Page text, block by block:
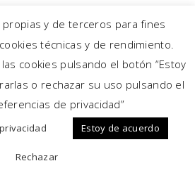
propias y de terceros para fines
técnicas y de rendimiento.
cookies pulsando el botón “Estoy
o rechazar su uso pulsando el
de privacidad”
Estoy de acuerdo
Rechazar